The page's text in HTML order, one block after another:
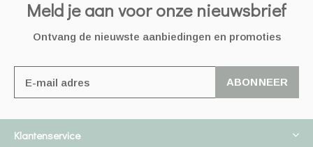
Meld je aan voor onze nieuwsbrief
Ontvang de nieuwste aanbiedingen en promoties
ABONNEER
Klantenservice